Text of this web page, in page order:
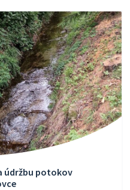
údržbu potokov